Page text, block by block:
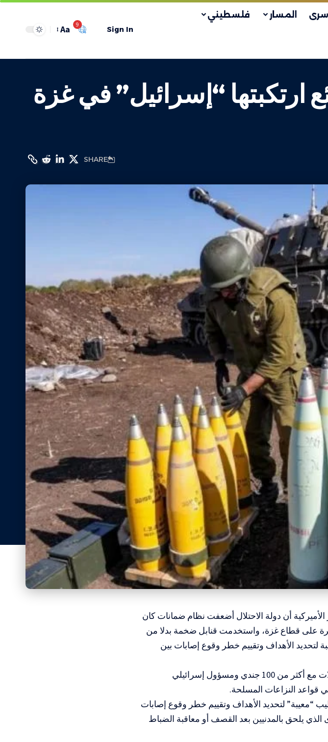
المسار فلسطيني
Sign In
9
Aa
“إسرائيل” في غزة
SHARE
أن دولة الاحتلال أضعفت نظام ضمانات كان
على قطاع غزة، واستخدمت قنابل ضخمة بدلا من
لتحديد الأهداف وتقييم خطر وقوع إصابات بين
وذكرت الصحيفة أن التحقيق استند إلى مقابلات مع أكثر من 100 جندي ومسؤول إسرائيلي
قواعد النزاعات المسلحة.
“معيبة” لتحديد الأهداف وتقييم خطر وقوع إصابات
يلحق بالمدنيين بعد القصف أو معاقبة الضباط